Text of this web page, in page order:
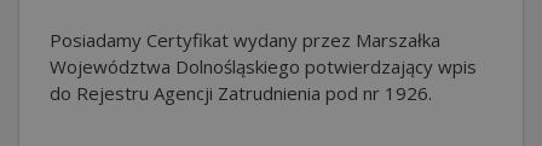
Posiadamy Certyfikat wydany przez Marszałka
Województwa Dolnośląskiego potwierdzający wpis
do Rejestru Agencji Zatrudnienia pod nr 1926.